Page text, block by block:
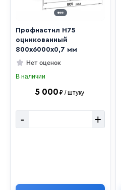
В наличии
Профнастил Н75
оцинкованный
800х6000х0,7 мм
Нет оценок
5 000 ₽ / штуку
- +